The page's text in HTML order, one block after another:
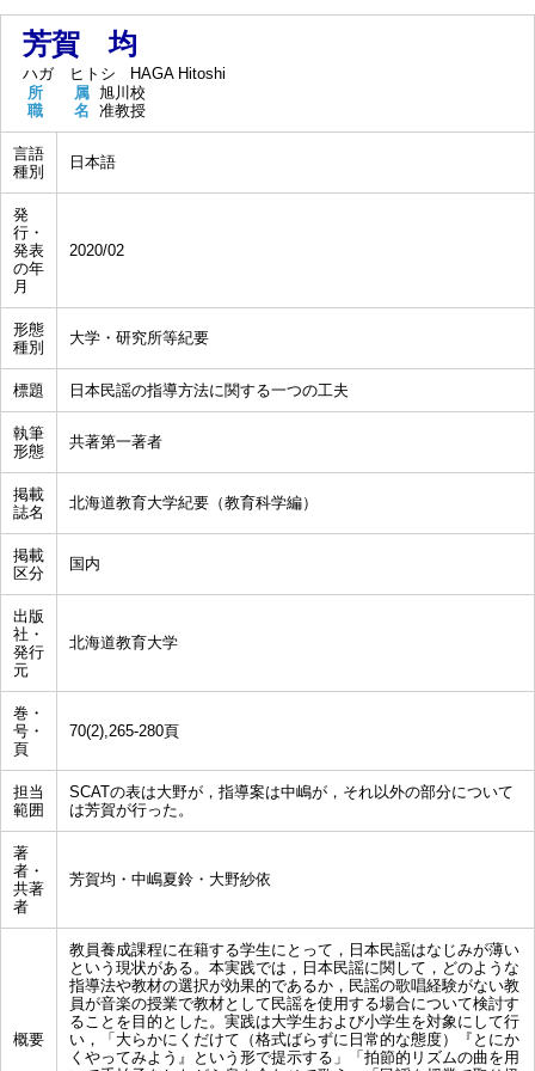
芳賀 均
ハガ ヒトシ
HAGA Hitoshi
所 属 旭川校
職 名 准教授
言語
種別
日本語
発
行・
発表
の年
月
2020/02
形態
種別
大学・研究所等紀要
標題 日本民謡の指導方法に関する一つの工夫
執筆
形態
共著第一著者
掲載
誌名
北海道教育大学紀要（教育科学編）
掲載
区分
国内
出版
社・
発行
元
北海道教育大学
巻・
号・
頁
70(2),265-280頁
担当
範囲
SCATの表は大野が，指導案は中嶋が，それ以外の部分について
は芳賀が行った。
著
者・
共著
者
芳賀均・中嶋夏鈴・大野紗依
概要
教員養成課程に在籍する学生にとって，日本民謡はなじみが薄い
という現状がある。本実践では，日本民謡に関して，どのような
指導法や教材の選択が効果的であるか，民謡の歌唱経験がない教
員が音楽の授業で教材として民謡を使用する場合について検討す
ることを目的とした。実践は大学生および小学生を対象にして行
い，「大らかにくだけて（格式ばらずに日常的な態度）『とにか
くやってみよう』という形で提示する」「拍節的リズムの曲を用